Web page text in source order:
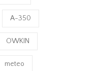
A-350
OWKIN
meteo